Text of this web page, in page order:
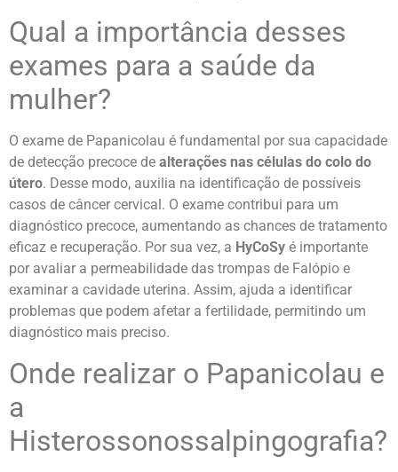
Qual a importância desses
exames para a saúde da
mulher?
O exame de Papanicolau é fundamental por sua capacidade
de detecção precoce de alterações nas células do colo do
útero. Desse modo, auxilia na identificação de possíveis
casos de câncer cervical. O exame contribui para um
diagnóstico precoce, aumentando as chances de tratamento
eficaz e recuperação. Por sua vez, a HyCoSy é importante
por avaliar a permeabilidade das trompas de Falópio e
examinar a cavidade uterina. Assim, ajuda a identificar
problemas que podem afetar a fertilidade, permitindo um
diagnóstico mais preciso.
Onde realizar o Papanicolau e
a
Histerossonossalpingografia?